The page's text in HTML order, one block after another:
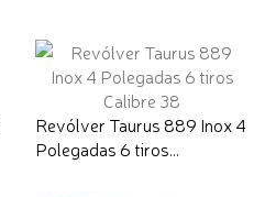
Revólver Taurus 889 Inox 4
Polegadas 6 tiros...